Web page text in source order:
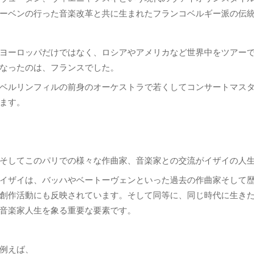
ーベンの行った音楽改革と共に生まれたフランコベルギー派の伝
ヨーロッパだけではなく、ロシアやアメリカなど世界中をツア
なったのは、フランスでした。
ベルリンフィルの前身のオーケストラで若くしてコンサートマ
ます。
そしてこのパリでの様々な作曲家、音楽家との交流がイザイの人
イザイは、バッハやベートーヴェンといった過去の作曲家そし
創作活動にも反映されています。そして同等に、同じ時代に生
音楽家人生を象る重要な要素です。
例えば、